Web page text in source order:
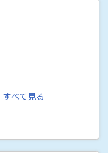
すべて見る